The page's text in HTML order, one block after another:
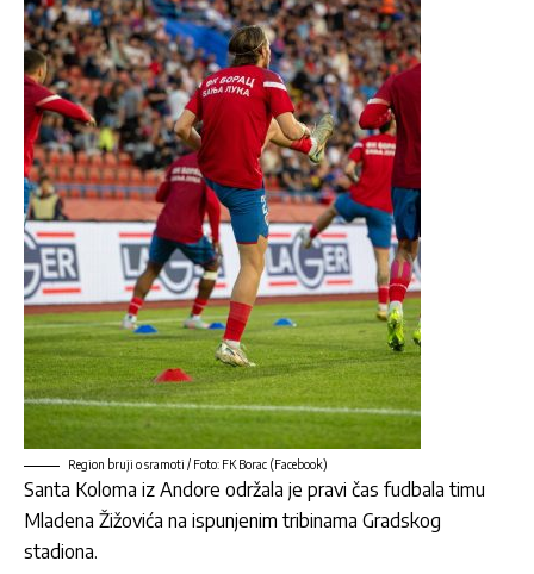
Region bruji o sramoti / Foto: FK Borac (Facebook)
Santa Koloma iz Andore održala je pravi čas fudbala timu
Mladena Žižovića na ispunjenim tribinama Gradskog
stadiona.